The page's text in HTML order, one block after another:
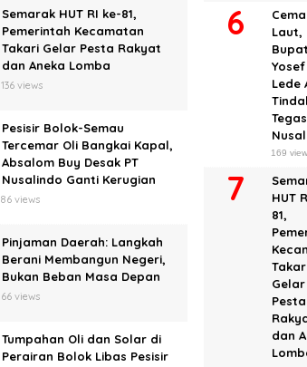
Laut,
Yosef
Lede
169
HUT
81,
Gelar
Pesta
dan
Semarak HUT RI ke-81,
Pemerintah Kecamatan
Takari Gelar Pesta Rakyat
dan Aneka Lomba
136 views
Pesisir Bolok-Semau
Tercemar Oli Bangkai Kapal,
Absalom Buy Desak PT
Nusalindo Ganti Kerugian
86 views
Pinjaman Daerah: Langkah
Berani Membangun Negeri,
Bukan Beban Masa Depan
66 views
Tumpahan Oli dan Solar di
Perairan Bolok Libas Pesisir